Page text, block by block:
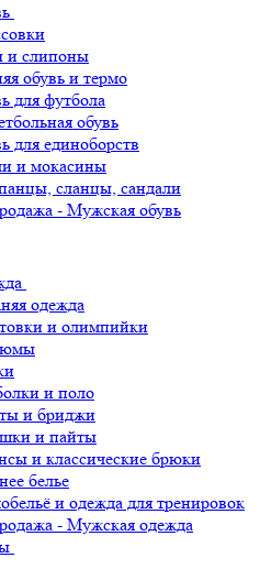
и слипоны
обувь и термо
для футбола
обувь
для единоборств
и мокасины
сланцы, сандали
- Мужская обувь
одежда
и олимпийки
и поло
и бриджи
и пайты
и классические брюки
белье
и одежда для тренировок
- Мужская одежда